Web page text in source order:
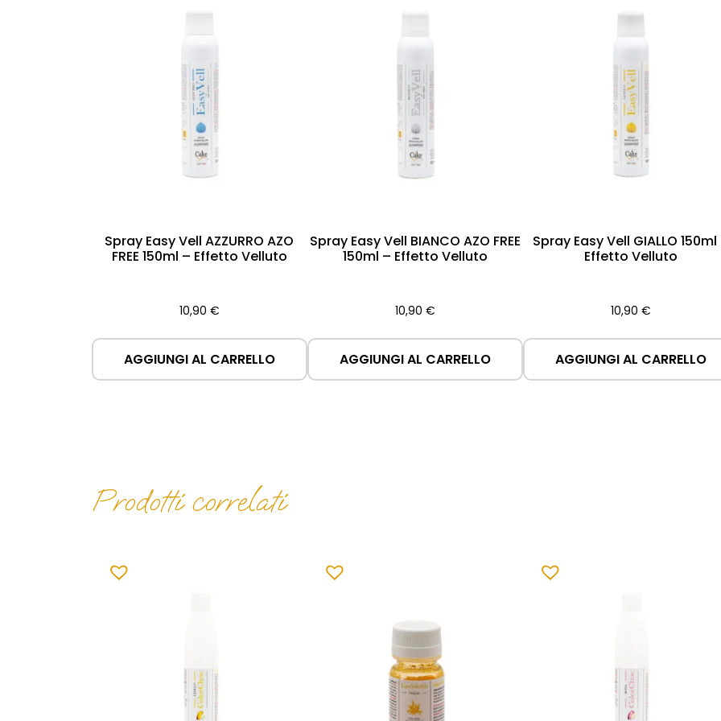
Spray Easy Vell AZZURRO AZO
FREE 150ml – Effetto Velluto
10,90 €
AGGIUNGI AL CARRELLO
Spray Easy Vell BIANCO AZO FREE
150ml – Effetto Velluto
10,90 €
AGGIUNGI AL CARRELLO
Spray Easy Vell GIALLO 150ml
Effetto Velluto
10,90 €
AGGIUNGI AL CARRELLO
Prodotti correlati